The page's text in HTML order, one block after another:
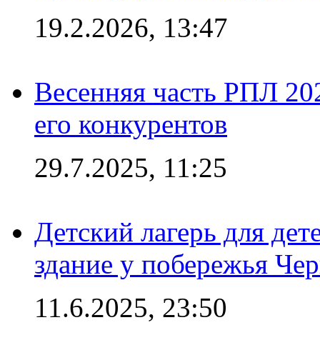
19.2.2026, 13:47
Весенняя часть РПЛ
его конкурентов
29.7.2025, 11:25
Детский лагерь для
здание у побережья
11.6.2025, 23:50